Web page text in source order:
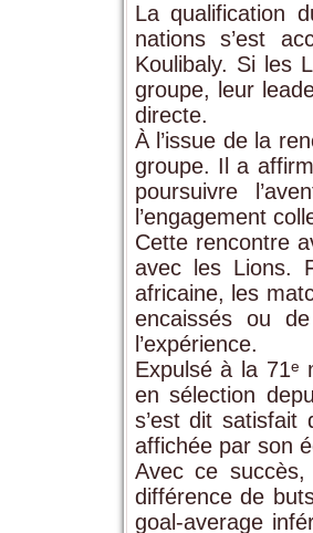
La qualification
nations s’est
Koulibaly. Si les
groupe, leur
directe.
À l’issue de la
groupe. Il a
poursuivre
l’engagement
Cette rencontre
avec les Lions.
africaine, les
encaissés ou
l’expérience.
Expulsé à la 71ᵉ
en sélection
s’est dit satisfait
affichée par son
Avec ce
différence de
goal-average